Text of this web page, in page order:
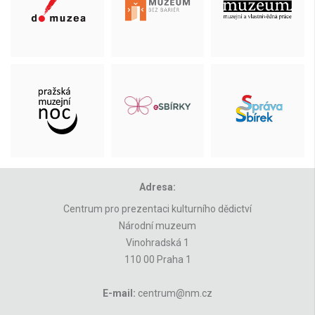
Adresa:
Centrum pro prezentaci kulturního dědictví
Národní muzeum
Vinohradská 1
110 00 Praha 1
E-mail: centrum@nm.cz